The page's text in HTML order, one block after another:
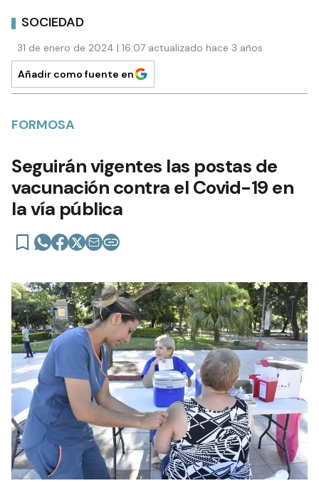
SOCIEDAD
31 de enero de 2024 | 16:07 actualizado hace 3 años
Añadir como fuente en
FORMOSA
Seguirán vigentes las postas de
vacunación contra el Covid-19 en
la vía pública